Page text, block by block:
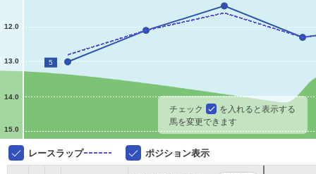
12.0
13.0
14.0
15.0
5
チェック
を入れると表示する
馬を変更できます
レースラップ ポジション表示